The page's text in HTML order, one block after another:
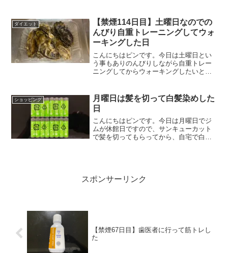
昼食はリンゴヨーグルトパンケーキにし
ました。サンスター GU...
ダイエット
【禁煙114日目】土曜日なのでの
んびり自重トレーニングしてウォ
ーキングした日
こんにちはピンです。今日は土曜日とい
う事もありのんびりしながら自重トレー
ニングしてからウォーキングしたいと思
ショッピング
月曜日は髪を切って白髪染めした
日
こんにちはピンです。今日は月曜日でジ
ムが休館日ですので、サンキューカット
で髪を切ってもらってから、自宅で白髪
スポンサーリンク
【禁煙67日目】歯医者に行って筋トレし
た